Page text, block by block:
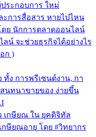
ระกอบการ ใหม่
ะการสื่อสาร หายไปไหน
ดย นักการตลาดออนไลน์
น์ จะช่วยธุรกิจได้อย่างไร
ก )
ง การพรีเซนต์งาน, กา
นทนาขายของ ง่ายขึ้น
เกษียณ ใน ยุคดิจิทัล
กษียณอายุ โดย #วิทยากร